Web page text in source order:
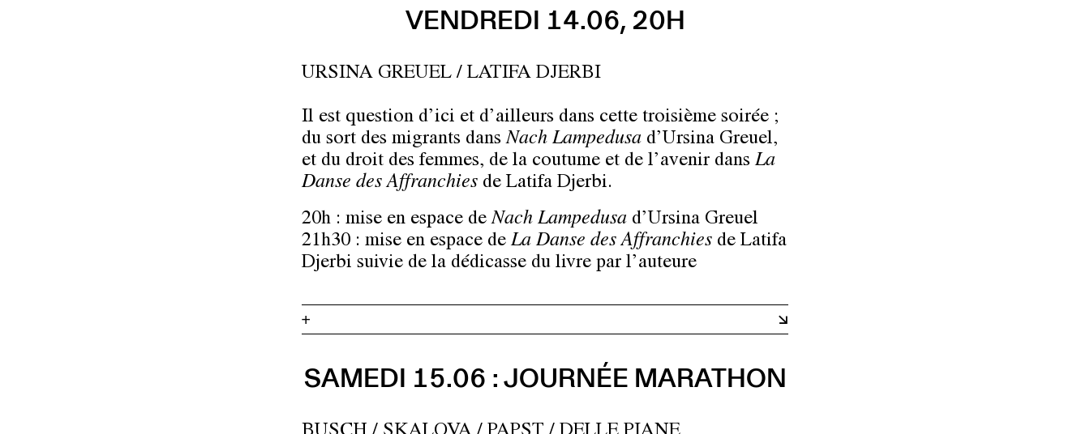
VENDREDI 14.06, 20H
URSINA GREUEL / LATIFA DJERBI
Il est question d’ici et d’ailleurs dans cette troisième soirée ;
du sort des migrants dansNach Lampedusa d’Ursina Greuel,
et du droit des femmes, de la coutume et de l’avenir dans La
Danse des Affranchies de Latifa Djerbi.
20h : mise en espace deNach Lampedusa d’Ursina Greuel
21h30 : mise en espace de La Danse des Affranchies de Latifa
Djerbi suivie de la dédicasse du livre par l’auteure
+
SAMEDI 15.06 : JOURNÉE MARATHON